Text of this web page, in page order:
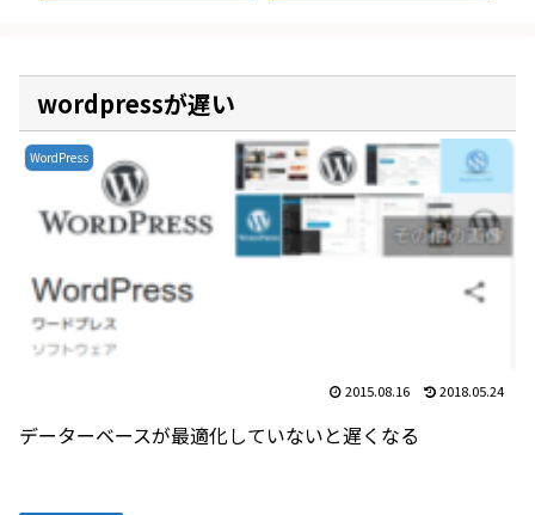
wordpressが遅い
WordPress
2015.08.16 2018.05.24
データーベースが最適化していないと遅くなる